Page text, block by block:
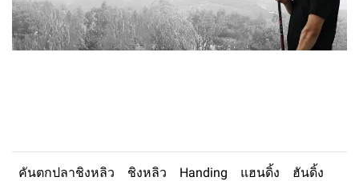
คันตกปลาชิงหลิว ชิงหลิว Handing แฮนดิ้ง
ฮันดิ้ง